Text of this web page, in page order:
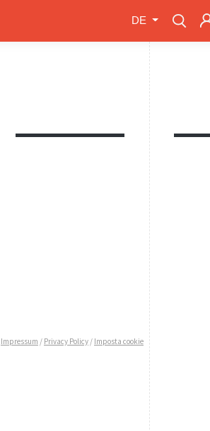
DE
Impressum / Privacy Policy / Imposta cookie